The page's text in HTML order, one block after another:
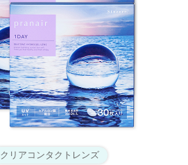
クリアコンタクトレンズ